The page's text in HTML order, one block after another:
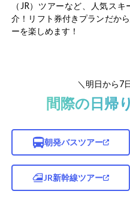
（JR）ツアーなど、人気ス
介！リフト券付きプランだか
ーを楽しめます！
＼明日から7
間際の日帰
朝発バスツアー
JR新幹線ツアー